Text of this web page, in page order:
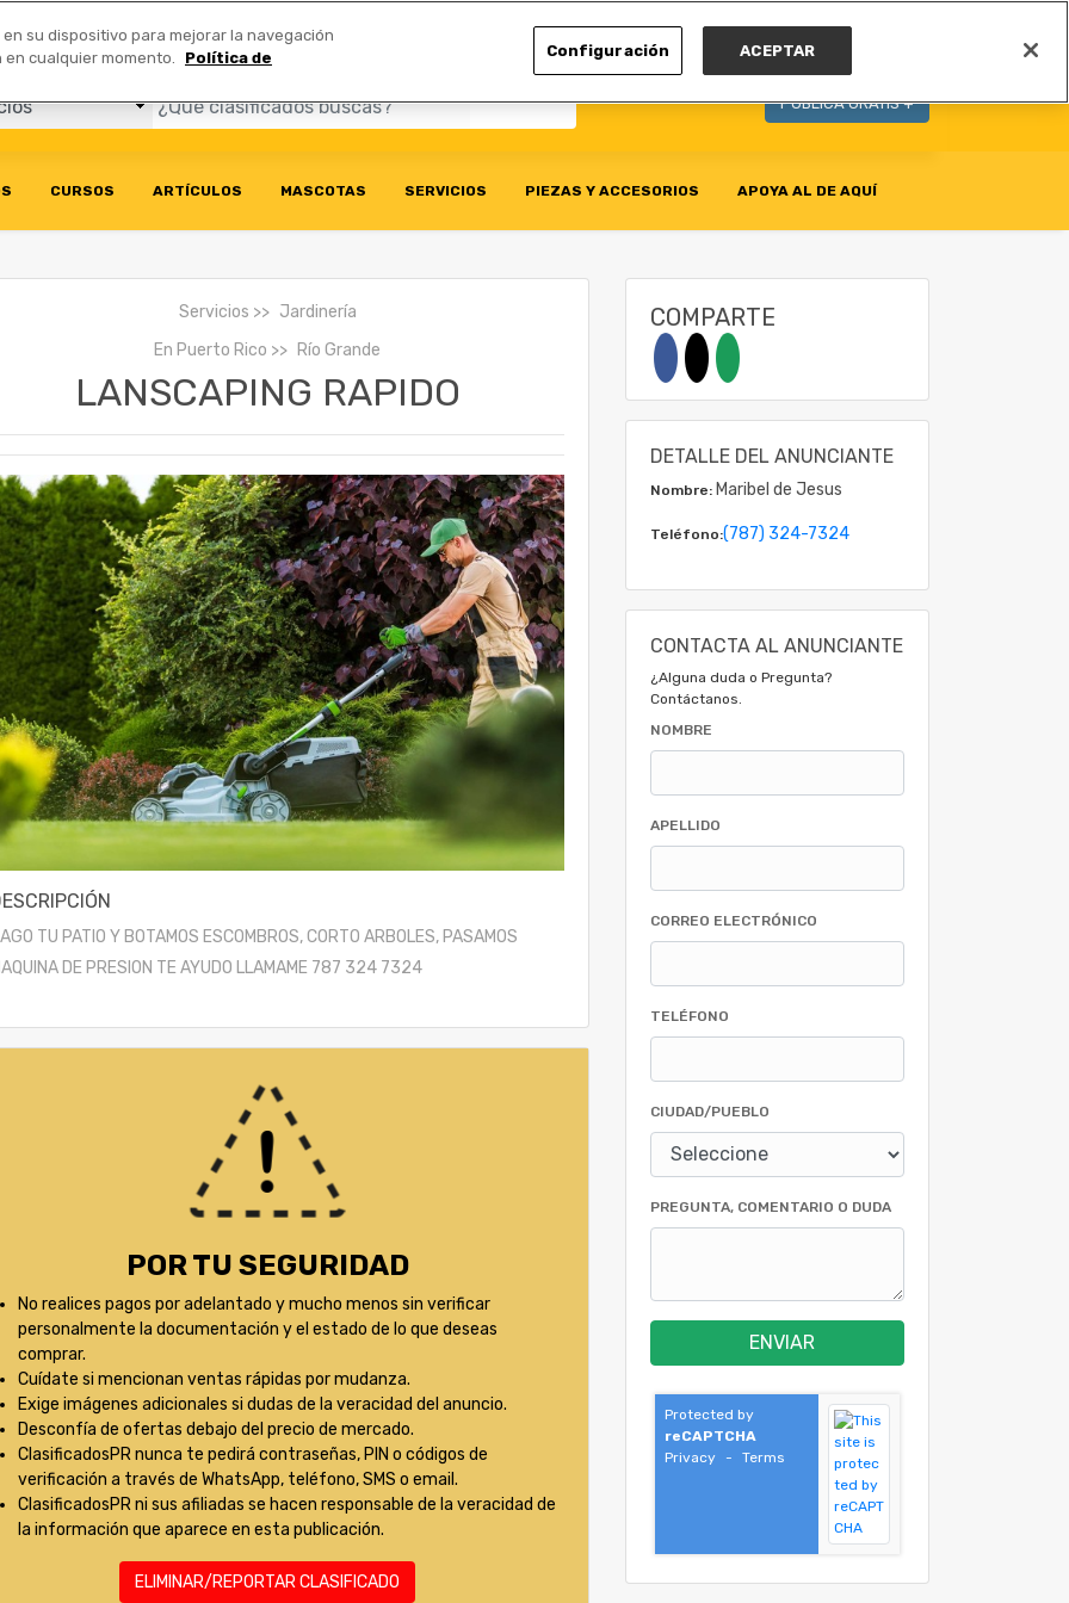
PUBLICA GRATIS +
CURSOS ARTÍCULOS MASCOTAS SERVICIOS PIEZAS Y ACCESORIOS APOYA AL DE AQUÍ
Servicios
Jardinería
En Puerto Rico Río Grande
LANSCAPING RAPIDO
TU PATIO Y BOTAMOS ESCOMBROS, CORTO ARBOLES, PASAMOS
DE PRESION TE AYUDO LLAMAME 787 324 7324
POR TU SEGURIDAD
No realices pagos por adelantado y mucho menos sin verificar
personalmente la documentación y el estado de lo que deseas
comprar.
Cuídate si mencionan ventas rápidas por mudanza.
Exige imágenes adicionales si dudas de la veracidad del anuncio.
Desconfía de ofertas debajo del precio de mercado.
ClasificadosPR nunca te pedirá contraseñas, PIN o códigos de
verificación a través de WhatsApp, teléfono, SMS o email.
ClasificadosPR ni sus afiliadas se hacen responsable de la veracidad de
la información que aparece en esta publicación.
ELIMINAR/REPORTAR CLASIFICADO
COMPARTE
DETALLE DEL ANUNCIANTE
Nombre: Maribel de Jesus
Teléfono:(787) 324-7324
CONTACTA AL ANUNCIANTE
¿Alguna duda o Pregunta?
Contáctanos.
NOMBRE
APELLIDO
CORREO ELECTRÓNICO
TELÉFONO
CIUDAD/PUEBLO
PREGUNTA, COMENTARIO O DUDA
ENVIAR
Protected by
reCAPTCHA
Privacy
- Terms
su dispositivo para mejorar la navegación
en cualquier momento.
Política de Configuración ACEPTAR